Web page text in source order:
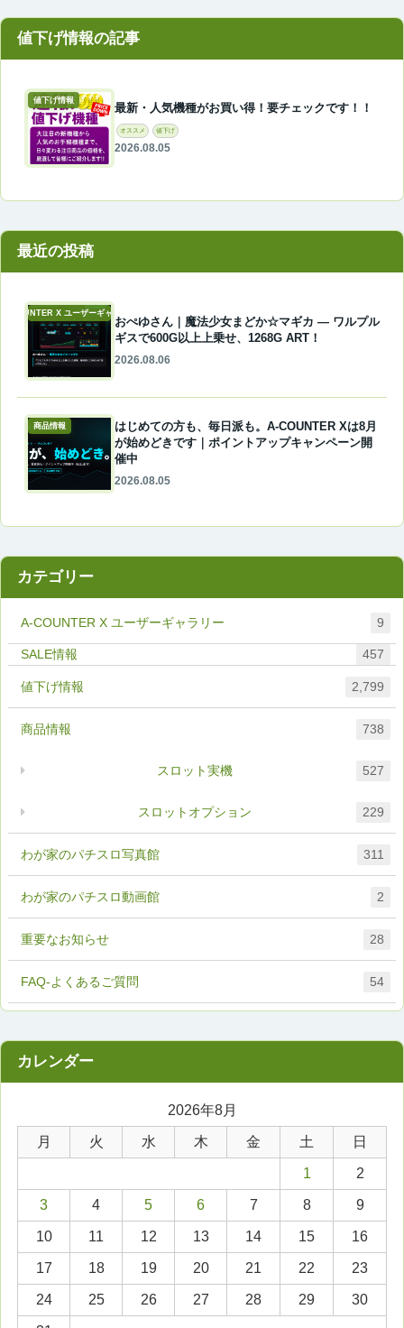
値下げ情報
最新・人気機種がお買い得！要チェックです！！
オススメ 値下げ
2026.08.05
最近の投稿
A-COUNTER X ユーザーギャラリー
おぺゆさん｜魔法少女まどか☆マギカ ― ワルプル
ギスで600G以上上乗せ、1268G ART！
2026.08.06
商品情報
はじめての方も、毎日派も。A-COUNTER Xは8月
が始めどきです｜ポイントアップキャンペーン開
催中
2026.08.05
カテゴリー
A-COUNTER X ユーザーギャラリー 9
FAQ-よくあるご質問 54
457
わが家のパチスロ写真館 311
わが家のパチスロ動画館 2
値下げ情報 2,799
商品情報 738
スロットオプション 229
スロット実機 527
重要なお知らせ 28
2026年8月
月 火 水 木 金 土 日
1 2
3 4 5 6 7 8 9
10 11 12 13 14 15 16
17 18 19 20 21 22 23
24 25 26 27 28 29 30